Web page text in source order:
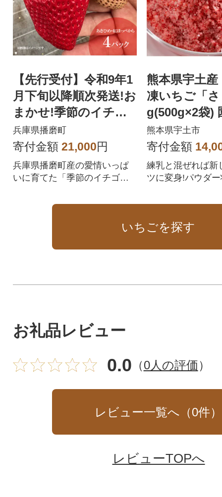
【先行受付】令和9年1
月下旬以降順次発送!お
まかせ!季節のイチゴ
(約260g)×4パック
兵庫県播磨町
寄付金額 21,000円
兵庫県播磨町産の愛情いっぱ
いに育てた「季節のイチゴ」
熊本県宇土
凍いちご「
g(500g×2袋)
熊本県宇土市
寄付金額
練乳と混ぜれば新
ツに変身!パウダ
いちごを探す
お礼品レビュー
0.0 （0人の評価）
レビュー一覧へ（0件）
レビューTOPへ